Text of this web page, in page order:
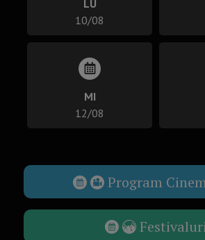
LU
10/08
MI
12/08
Program